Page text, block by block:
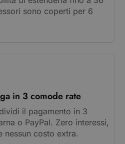
sono coperti per 6
in 3 comode rate
il pagamento in 3
o PayPal. Zero interessi,
nessun costo extra.